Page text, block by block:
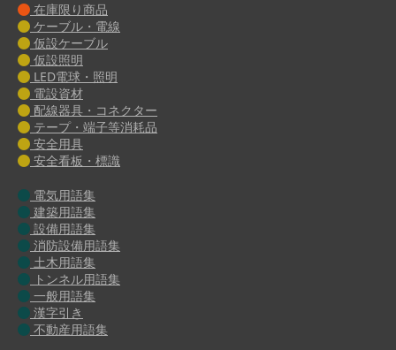
在庫限り商品
ケーブル・電線
仮設ケーブル
仮設照明
LED電球・照明
電設資材
配線器具・コネクター
テープ・端子等消耗品
安全用具
安全看板・標識
電気用語集
建築用語集
設備用語集
消防設備用語集
土木用語集
トンネル用語集
一般用語集
漢字引き
不動産用語集